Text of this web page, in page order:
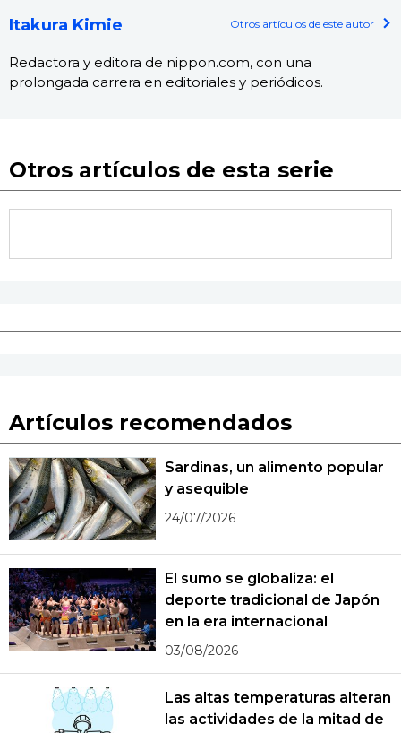
Itakura Kimie Otros artículos de este autor
Redactora y editora de nippon.com, con una
prolongada carrera en editoriales y periódicos.
Otros artículos de esta serie
Artículos recomendados
Sardinas, un alimento popular
y asequible
24/07/2026
El sumo se globaliza: el
deporte tradicional de Japón
en la era internacional
03/08/2026
Las altas temperaturas alteran
las actividades de la mitad de